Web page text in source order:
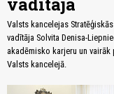
Valsts kancelejas
vadītāja Solvita Denisa-
akadēmisko karjeru un
Valsts kancelejā.